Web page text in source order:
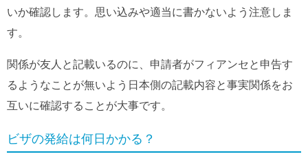
いか確認します。思い込みや適当に書かないよう注意しま
す。
関係が友人と記載いるのに、申請者がフィアンセと申告す
るようなことが無いよう日本側の記載内容と事実関係をお
互いに確認することが大事です。
ビザの発給は何日かかる？